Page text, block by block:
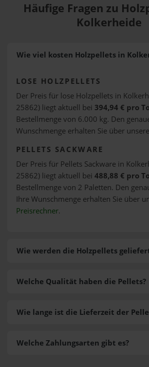
Häufige Fragen zu
Kolkerheide
Wie viel kosten Holzpellets in
LOSE HOLZPELLETS
Der Preis für lose Holzpellets in
25862) liegt aktuell bei 394,94 € pro
Bestellmenge von 6.000 kg. Den
Wunschmenge erhalten Sie über
PELLETS SACKWARE
Der Preis für Pellets Sackware in
25862) liegt aktuell bei 488,88 € pro
Bestellmenge von 2 Paletten. Den
Ihre Wunschmenge erhalten Sie über
Preisrechner.
Wie werden die Holzpellets
Welche Zahlungsarten gibt es?
Welche Qualität haben die Pellets?
Wie lange ist die Lieferzeit der